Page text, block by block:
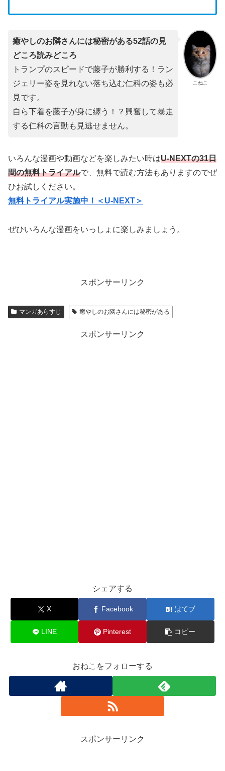
こねこ
癒やしのお隣さんには秘密がある52話の見
どころ読みどころ
トランプのスピードで藤子が勝利する！ラン
ジェリー姿を見れない落ち込む仁科の姿も必
見です。
自ら下着を藤子が身に纏う！？興奮して暴走
する仁科の言動も見逃せません。
いろんな漫画や動画などを楽しみたい時はU-NEXTの31日
間の無料トライアルで、無料で読む方法もありますのでぜ
ひお試しください。
無料トライアル実施中！＜U-NEXT＞
ぜひいろんな漫画をいっしょに楽しみましょう。
スポンサーリンク
マンガあらすじ 癒やしのお隣さんには秘密がある
スポンサーリンク
シェアする
X Facebook はてブ
LINE Pinterest コピー
おねこをフォローする
スポンサーリンク